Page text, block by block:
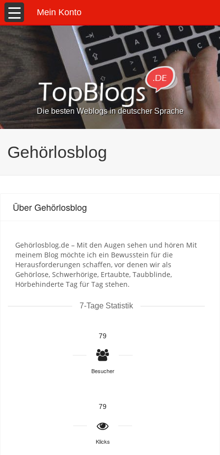
Mein Konto
Die besten Weblogs in deutscher Sprache
Gehörlosblog
Über Gehörlosblog
Gehörlosblog.de – Mit den Augen sehen und hören Mit
meinem Blog möchte ich ein Bewusstein für die
Herausforderungen schaffen, vor denen wir als
Gehörlose, Schwerhörige, Ertaubte, Taubblinde,
Hörbehinderte Tag für Tag stehen.
7-Tage Statistik
79
Besucher
79
Klicks